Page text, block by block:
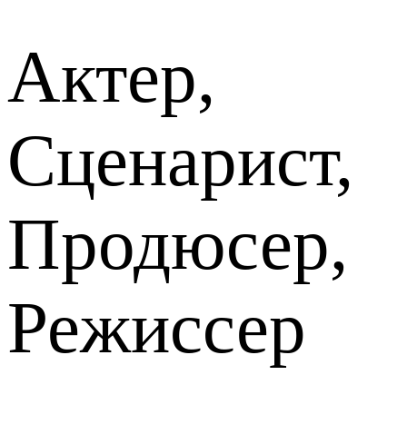
Актер,
Сценарист,
Продюсер,
Режиссер